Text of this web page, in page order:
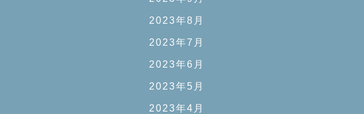
2023年8月
2023年7月
2023年6月
2023年5月
2023年4月